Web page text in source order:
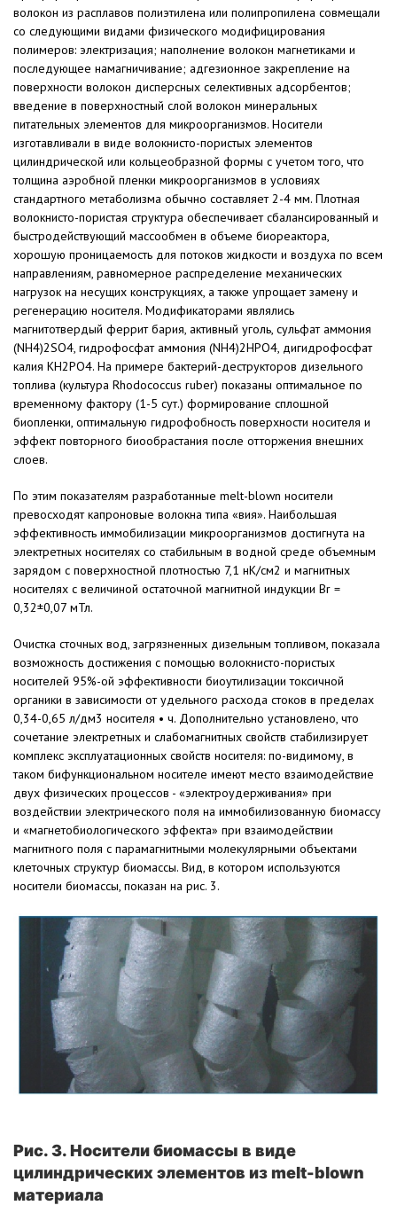
волокон из расплавов полиэтилена или полипропилена совмещали
со следующими видами физического модифицирования
полимеров: электризация; наполнение волокон магнетиками и
последующее намагничивание; адгезионное закрепление на
поверхности волокон дисперсных селективных адсорбентов;
введение в поверхностный слой волокон минеральных
питательных элементов для микроорганизмов. Носители
изготавливали в виде волокнисто-пористых элементов
цилиндрической или кольцеобразной формы с учетом того, что
толщина аэробной пленки микроорганизмов в условиях
стандартного метаболизма обычно составляет 2-4 мм. Плотная
волокнисто-пористая структура обеспечивает сбалансированный и
быстродействующий массообмен в объеме биореактора,
хорошую проницаемость для потоков жидкости и воздуха по всем
направлениям, равномерное распределение механических
нагрузок на несущих конструкциях, а также упрощает замену и
регенерацию носителя. Модификаторами являлись
магнитотвердый феррит бария, активный уголь, сульфат аммония
(NH4)2SO4, гидрофосфат аммония (NH4)2HPO4, дигидрофосфат
калия KH2PO4. На примере бактерий-деструкторов дизельного
топлива (культура Rhodococcus ruber) показаны оптимальное по
временному фактору (1-5 сут.) формирование сплошной
биопленки, оптимальную гидрофобность поверхности носителя и
эффект повторного биообрастания после отторжения внешних
слоев.
По этим показателям разработанные melt-blown носители
превосходят капроновые волокна типа «вия». Наибольшая
эффективность иммобилизации микроорганизмов достигнута на
электретных носителях со стабильным в водной среде объемным
зарядом с поверхностной плотностью 7,1 нК/см2 и магнитных
носителях с величиной остаточной магнитной индукции Вr =
0,32±0,07 мТл.
Очистка сточных вод, загрязненных дизельным топливом, показала
возможность достижения с помощью волокнисто-пористых
носителей 95%-ой эффективности биоутилизации токсичной
органики в зависимости от удельного расхода стоков в пределах
0,34-0,65 л/дм3 носителя • ч. Дополнительно установлено, что
сочетание электретных и слабомагнитных свойств стабилизирует
комплекс эксплуатационных свойств носителя: по-видимому, в
таком бифункциональном носителе имеют место взаимодействие
двух физических процессов - «электроудерживания» при
воздействии электрического поля на иммобилизованную биомассу
и «магнетобиологического эффекта» при взаимодействии
магнитного поля с парамагнитными молекулярными объектами
клеточных структур биомассы. Вид, в котором используются
носители биомассы, показан на рис. 3.
Рис. 3. Носители биомассы в виде
цилиндрических элементов из melt-blown
материала